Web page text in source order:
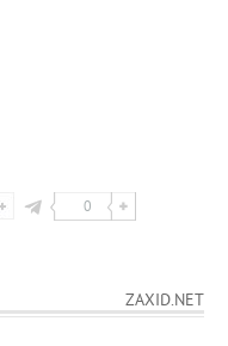
0
ZAXID.NET